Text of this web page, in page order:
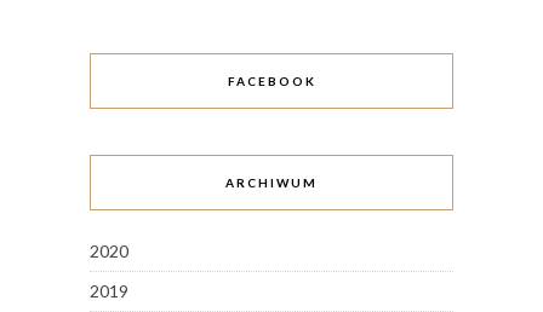
FACEBOOK
ARCHIWUM
2020
2019